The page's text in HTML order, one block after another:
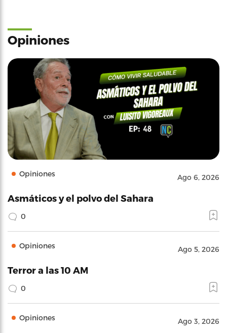
Opiniones
Opiniones Ago 6, 2026
Asmáticos y el polvo del Sahara
0
Opiniones Ago 5, 2026
Terror a las 10 AM
0
Opiniones Ago 3, 2026